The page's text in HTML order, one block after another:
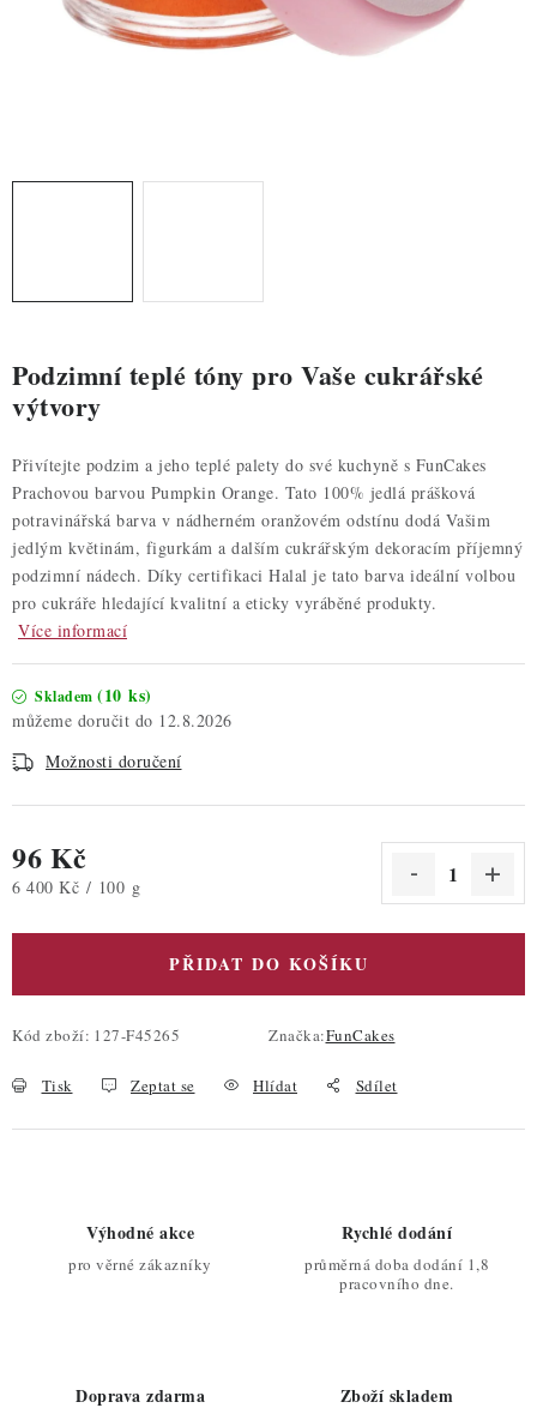
TÉMATICKÉ PRODUKTY
Hodnocení obchodu
Blog
Moje objednávka
Podzimní teplé tóny pro Vaše cukrářské
výtvory
Přivítejte podzim a jeho teplé palety do své kuchyně s FunCakes
Prachovou barvou Pumpkin Orange. Tato 100% jedlá prášková
potravinářská barva v nádherném oranžovém odstínu dodá Vašim
jedlým květinám, figurkám a dalším cukrářským dekoracím příjemný
podzimní nádech. Díky certifikaci Halal je tato barva ideální volbou
pro cukráře hledající kvalitní a eticky vyráběné produkty.
Více informací
Skladem (10 ks)
12.8.2026
Možnosti doručení
96 Kč
Měrná cena:
6 400 Kč / 100 g
PŘIDAT DO KOŠÍKU
Kód zboží: 127-F45265 Značka:FunCakes
Tisk Zeptat se Hlídat Sdílet
Výhodné akce
pro věrné zákazníky
Rychlé dodání
průměrná doba dodání 1,8
pracovního dne.
Doprava zdarma Zboží skladem